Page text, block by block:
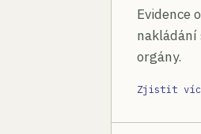
Evidence
nakládání
orgány.
Zjistit